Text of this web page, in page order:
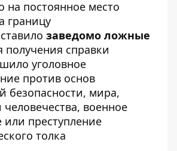
на постоянное место
границу
заведомо ложные
получения справки
уголовное
против основ
безопасности, мира,
человечества, военное
или преступление
толка